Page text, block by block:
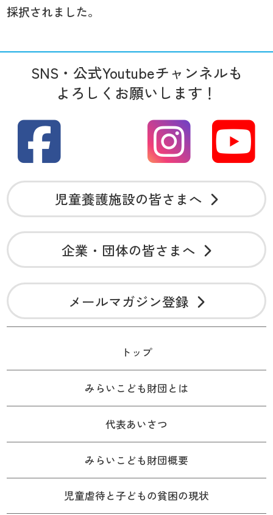
採択されました。
SNS・公式Youtubeチャンネルも
よろしくお願いします！
児童養護施設の皆さまへ
企業・団体の皆さまへ
メールマガジン登録
トップ
みらいこども財団とは
代表あいさつ
みらいこども財団概要
児童虐待と子どもの貧困の現状